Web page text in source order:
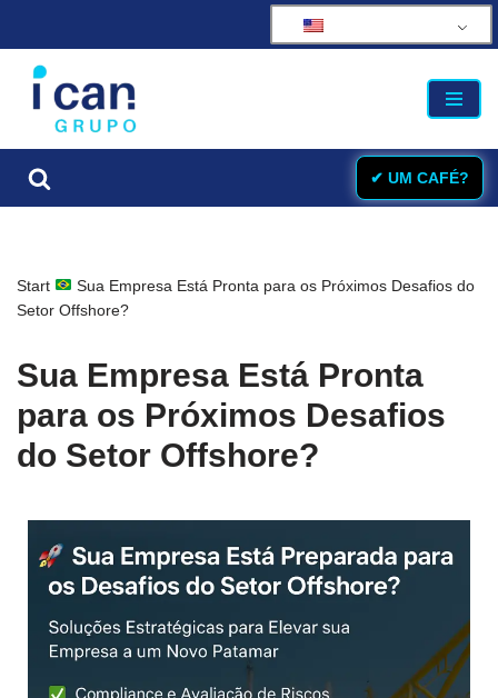
content
✔ UM CAFÉ?
Start
Sua Empresa Está Pronta para os Próximos Desafios do
Setor Offshore?
Sua Empresa Está Pronta
para os Próximos Desafios
do Setor Offshore?